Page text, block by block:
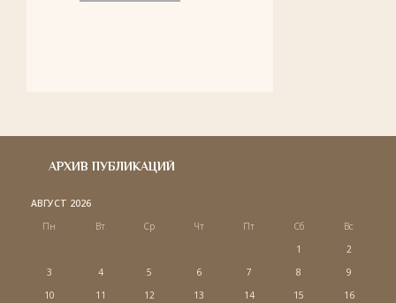
АРХИВ ПУБЛИКАЦИЙ
АВГУСТ 2026
Пн
Вт Ср Чт Пт Сб
Вс
1
2
3
4 5 6 7 8
9
10
11 12 13 14 15
16